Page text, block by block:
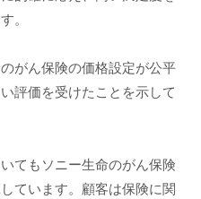
。
がん保険の価格設定が公平
評価を受けたことを示して
てもソニー生命のがん保険
ています。顧客は保険に関